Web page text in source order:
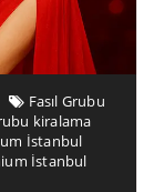
Fasıl Grubu
kiralama
İstanbul
İstanbul